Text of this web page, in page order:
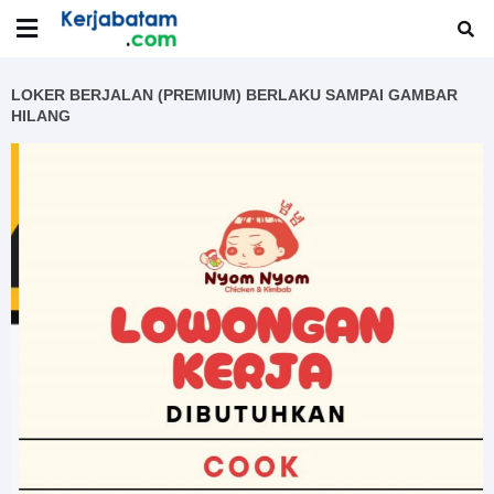
LOKER BERJALAN (PREMIUM) BERLAKU SAMPAI GAMBAR
HILANG